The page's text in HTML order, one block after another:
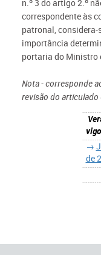
n.º 3 do artigo 2.º
correspondente às
patronal, considera-
importância
portaria do Ministro
Nota - corresponde
revisão do articulado
→
de